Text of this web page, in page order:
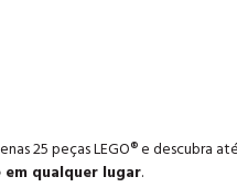
25 peças LEGO® e descubra
qualquer lugar.